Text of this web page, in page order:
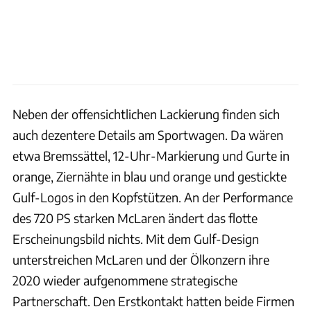
Neben der offensichtlichen Lackierung finden sich
auch dezentere Details am Sportwagen. Da wären
etwa Bremssättel, 12-Uhr-Markierung und Gurte in
orange, Ziernähte in blau und orange und gestickte
Gulf-Logos in den Kopfstützen. An der Performance
des 720 PS starken McLaren ändert das flotte
Erscheinungsbild nichts. Mit dem Gulf-Design
unterstreichen McLaren und der Ölkonzern ihre
2020 wieder aufgenommene strategische
Partnerschaft. Den Erstkontakt hatten beide Firmen